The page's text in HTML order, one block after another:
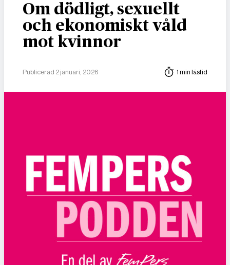
Om dödligt, sexuellt
och ekonomiskt våld
mot kvinnor
Publicerad 2 januari, 2026 1 min lästid